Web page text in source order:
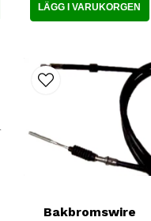
LÄGG I VARUKORGEN
Bakbromswire